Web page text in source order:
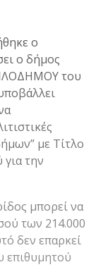
ο
ο δήμος
του
με Τίτλο
την
μπορεί να
των 214.000
δεν επαρκεί
επιθυμητού